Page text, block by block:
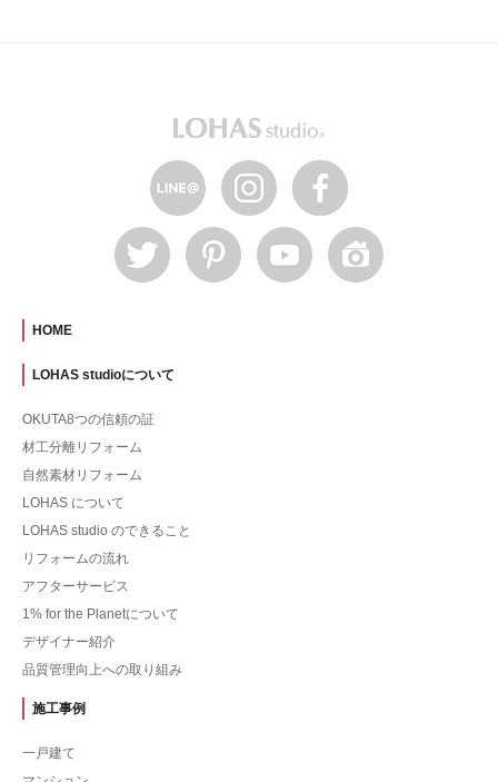
HOME
LOHAS studioについて
OKUTA8つの信頼の証
材工分離リフォーム
自然素材リフォーム
LOHAS について
LOHAS studio のできること
リフォームの流れ
アフターサービス
1% for the Planetについて
デザイナー紹介
品質管理向上への取り組み
施工事例
一戸建て